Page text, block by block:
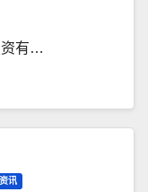
资有…
资讯